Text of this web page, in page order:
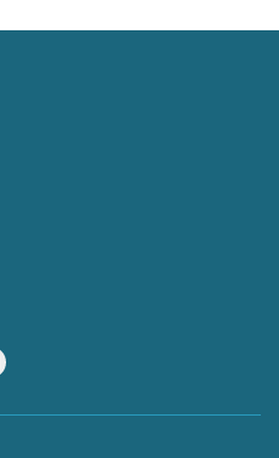
Instagram